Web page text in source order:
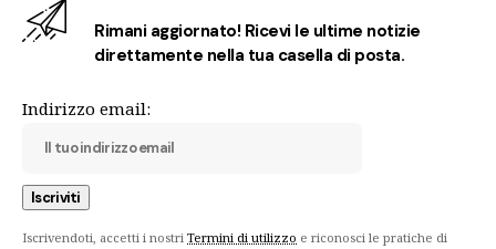
Rimani aggiornato! Ricevi le ultime notizie
direttamente nella tua casella di posta.
Indirizzo email:
Iscrivendoti, accetti i nostri Termini di utilizzo e riconosci le pratiche di